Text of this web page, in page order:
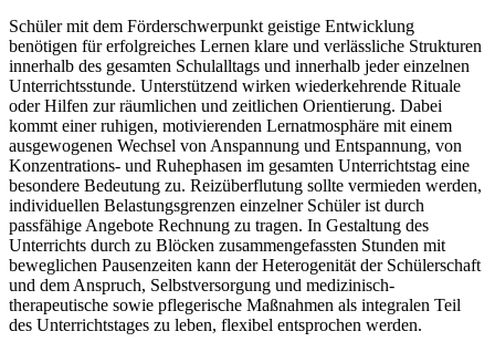
Schüler mit dem Förderschwerpunkt geistige Entwicklung
benötigen für erfolgreiches Lernen klare und verlässliche Strukturen
innerhalb des gesamten Schulalltags und innerhalb jeder einzelnen
Unterrichtsstunde. Unterstützend wirken wiederkehrende Rituale
oder Hilfen zur räumlichen und zeitlichen Orientierung. Dabei
kommt einer ruhigen, motivierenden Lernatmosphäre mit einem
ausgewogenen Wechsel von Anspannung und Entspannung, von
Konzentrations- und Ruhephasen im gesamten Unterrichtstag eine
besondere Bedeutung zu. Reizüberflutung sollte vermieden werden,
individuellen Belastungsgrenzen einzelner Schüler ist durch
passfähige Angebote Rechnung zu tragen. In Gestaltung des
Unterrichts durch zu Blöcken zusammengefassten Stunden mit
beweglichen Pausenzeiten kann der Heterogenität der Schülerschaft
und dem Anspruch, Selbstversorgung und medizinisch-
therapeutische sowie pflegerische Maßnahmen als integralen Teil
des Unterrichtstages zu leben, flexibel entsprochen werden.